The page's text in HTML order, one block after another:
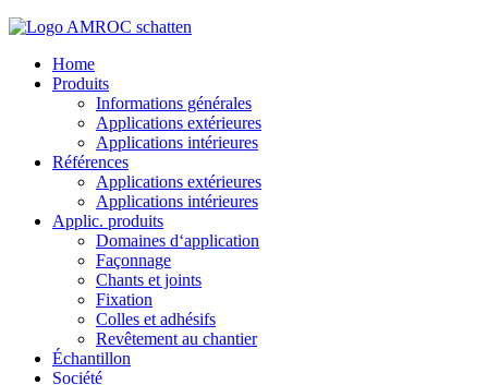
Home
Produits
Informations générales
Applications extérieures
Applications intérieures
Références
Applications extérieures
Applications intérieures
Applic. produits
Domaines d‘application
Façonnage
Chants et joints
Fixation
Colles et adhésifs
Revêtement au chantier
Échantillon
Société